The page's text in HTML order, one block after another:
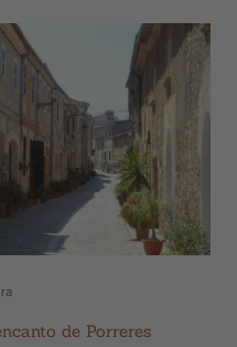
de Porreres